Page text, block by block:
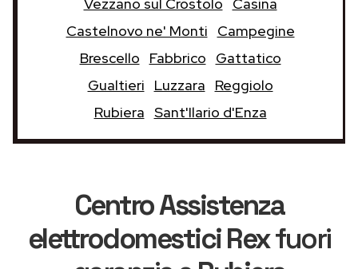
Castelnovo ne' Monti
Campegine
Brescello
Fabbrico
Gattatico
Gualtieri
Luzzara
Reggiolo
Rubiera Sant'Ilario d'Enza
Centro Assistenza
elettrodomestici Rexfuori